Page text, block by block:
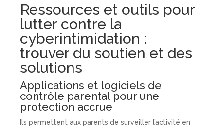
Ressources et outils pour
lutter contre la
cyberintimidation :
trouver du soutien et des
solutions
Applications et logiciels de
contrôle parental pour une
protection accrue
Ils permettent aux parents de surveiller l’activité en